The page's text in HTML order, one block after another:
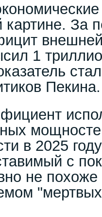
картине. За
1
Пекина.
в 2025
с
не похоже